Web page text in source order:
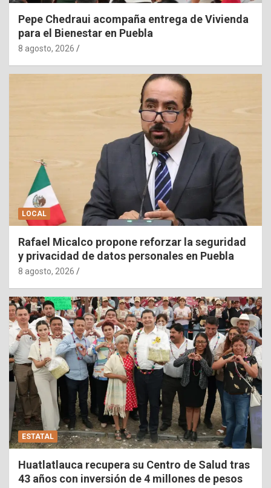
Pepe Chedraui acompaña entrega de Vivienda
para el Bienestar en Puebla
8 agosto, 2026
LOCAL
Rafael Micalco propone reforzar la seguridad
y privacidad de datos personales en Puebla
8 agosto, 2026
ESTATAL
Huatlatlauca recupera su Centro de Salud tras
43 años con inversión de 4 millones de pesos